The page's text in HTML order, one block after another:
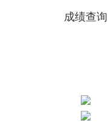
成绩查询